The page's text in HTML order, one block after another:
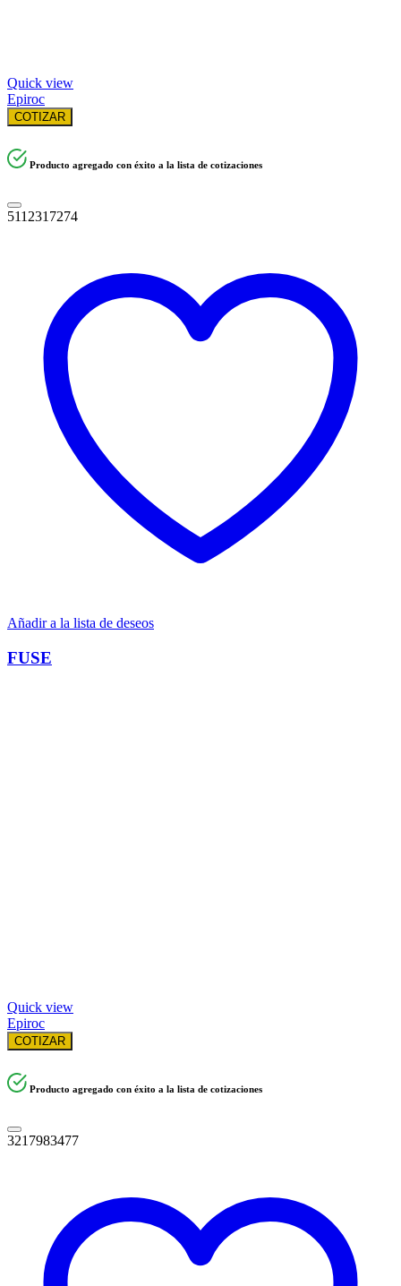
Quick view
Epiroc
COTIZAR
Producto agregado con éxito a la lista de cotizaciones
5112317274
Añadir a la lista de deseos
FUSE
Quick view
Epiroc
COTIZAR
Producto agregado con éxito a la lista de cotizaciones
3217983477